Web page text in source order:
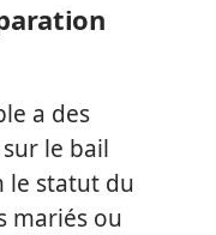
a des
sur le bail
le statut du
mariés ou